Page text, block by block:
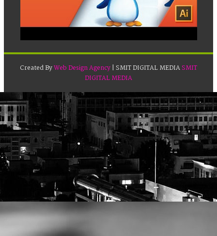
Created ByWeb Design Agency| SMIT DIGITAL MEDIASMIT
DIGITAL MEDIA